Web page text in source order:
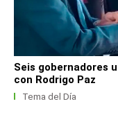
Seis gobernadores
con Rodrigo Paz
Tema del Día